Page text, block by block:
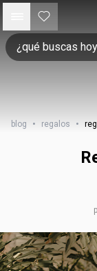
blog • regalos •